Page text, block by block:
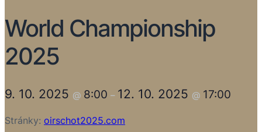
World Championship
2025
9. 10. 2025 @ 8:00 – 12. 10. 2025 @ 17:00
Stránky: oirschot2025.com